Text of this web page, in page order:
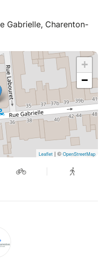
Gabrielle, Charenton-
+
−
Leaflet | © OpenStreetMap